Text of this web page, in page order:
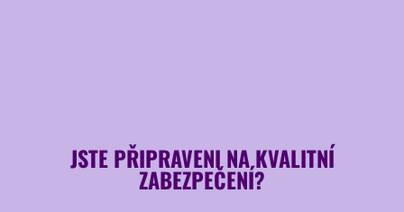
JSTE PŘIPRAVENI NA KVALITNÍ
ZABEZPEČENÍ?